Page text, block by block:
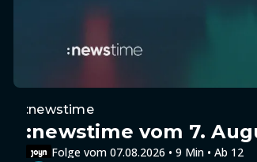
:newstime
:newstime vom 7.
Folge vom 07.08.2026 • 9 Min • Ab 12